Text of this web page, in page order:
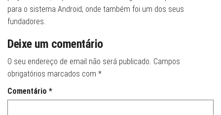
para o sistema Android, onde também foi um dos seus
fundadores.
Deixe um comentário
O seu endereço de email não será publicado. Campos
obrigatórios marcados com *
Comentário *